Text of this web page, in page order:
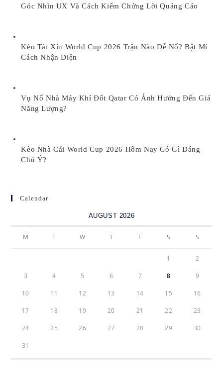
Góc Nhìn UX Và Cách Kiểm Chứng Lời Quảng Cáo
Kèo Tài Xỉu World Cup 2026 Trận Nào Dễ Nổ? Bật Mí
Cách Nhận Diện
Vụ Nổ Nhà Máy Khí Đốt Qatar Có Ảnh Hưởng Đến Giá
Năng Lượng?
Kèo Nhà Cái World Cup 2026 Hôm Nay Có Gì Đáng
Chú Ý?
Calendar
AUGUST 2026
M T W T F S S
1 2
3 4 5 6 7 8 9
10 11 12 13 14 15 16
17 18 19 20 21 22 23
24 25 26 27 28 29 30
31